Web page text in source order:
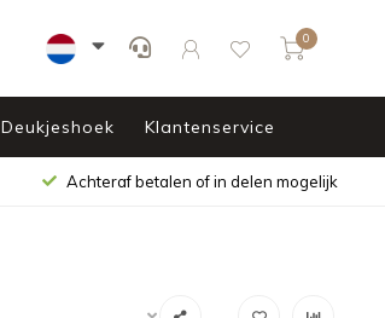
0
Deukjeshoek Klantenservice
Achteraf betalen of in delen mogelijk